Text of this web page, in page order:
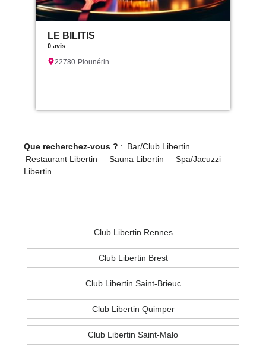
LE BILITIS
0 avis
22780 Plounérin
Que recherchez-vous ? : Bar/Club Libertin
Restaurant Libertin
Sauna Libertin
Spa/Jacuzzi
Libertin
Club Libertin Rennes
Club Libertin Brest
Club Libertin Saint-Brieuc
Club Libertin Quimper
Club Libertin Saint-Malo